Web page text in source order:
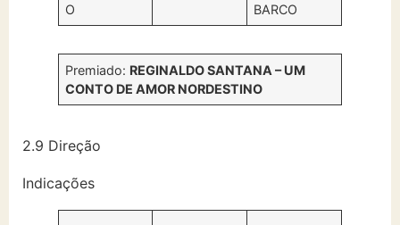
O
BARCO
Premiado: REGINALDO SANTANA – UM
CONTO DE AMOR NORDESTINO
2.9 Direção
Indicações